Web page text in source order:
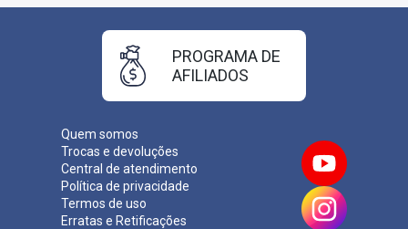
Quem somos
Trocas e devoluções
Central de atendimento
Política de privacidade
Termos de uso
Erratas e Retificações
PROGRAMA DE
AFILIADOS